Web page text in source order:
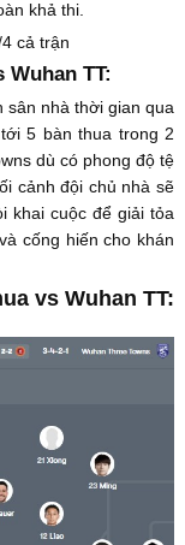
khả thi.
cả trận
TT:
sân nhà thời gian qua
5 bàn thua trong 2
dù có phong độ tệ
cảnh đội chủ nhà sẽ
khai cuộc để giải tỏa
cống hiến cho khán
vs Wuhan TT: